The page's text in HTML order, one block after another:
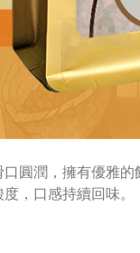
圓潤，擁有優雅
，口感持續回味。